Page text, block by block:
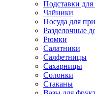
Подставки
Чайники
Посуда для
Разделочные
Рюмки
Салатники
Салфетницы
Сахарницы
Солонки
Стаканы